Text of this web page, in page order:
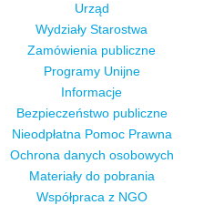
Urząd
Wydziały Starostwa
Zamówienia publiczne
Programy Unijne
Informacje
Bezpieczeństwo publiczne
Nieodpłatna Pomoc Prawna
Ochrona danych osobowych
Materiały do pobrania
Współpraca z NGO